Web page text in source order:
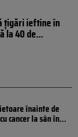
țigări ieftine în
la 40 de...
înainte de
cancer la sân în...